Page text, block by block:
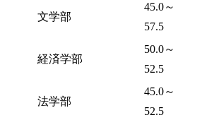
文学部
45.0～
57.5
経済学部
50.0～
52.5
法学部
45.0～
52.5